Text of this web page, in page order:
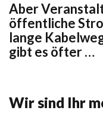
Aber
öffentliche
lange
gibt es öfter …
Wir sind Ihr